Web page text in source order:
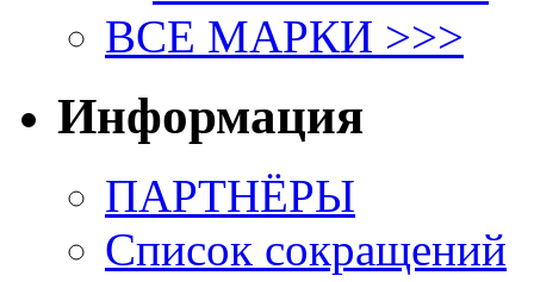
ВСЕ МАРКИ >>>
Информация
ПАРТНЁРЫ
Список сокращений